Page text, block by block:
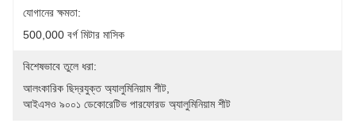
যোগানের ক্ষমতা:
500,000 বর্গ মিটার মাসিক
বিশেষভাবে তুলে ধরা:
আলংকারিক ছিদ্রযুক্ত অ্যালুমিনিয়াম শীট
আইএসও ৯০০১ ডেকোরেটিভ পারফোরড অ্যালুমিনিয়াম শীট